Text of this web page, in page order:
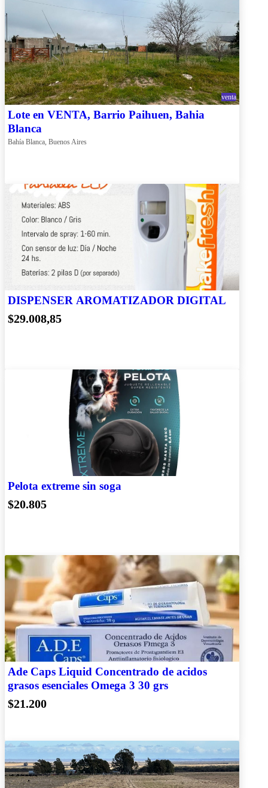
venta
Lote en VENTA, Barrio Paihuen, Bahia
Blanca
Bahía Blanca, Buenos Aires
DISPENSER AROMATIZADOR DIGITAL
$29.008,85
Pelota extreme sin soga
$20.805
Ade Caps Liquid Concentrado de acidos
grasos esenciales Omega 3 30 grs
$21.200